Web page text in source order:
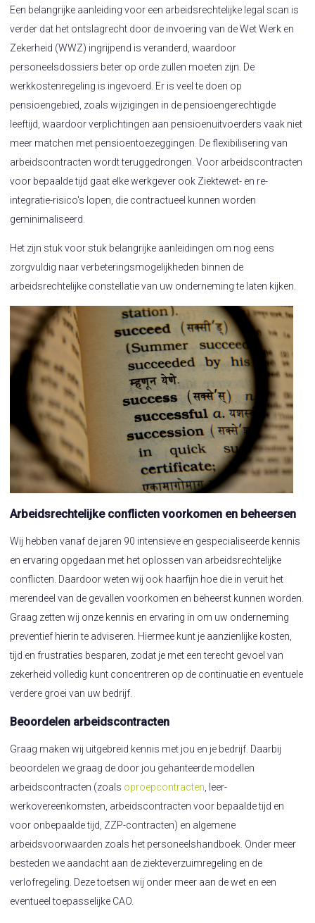
Een belangrijke aanleiding voor een arbeidsrechtelijke legal scan is
verder dat het ontslagrecht door de invoering van de Wet Werk en
Zekerheid (WWZ) ingrijpend is veranderd, waardoor
personeelsdossiers beter op orde zullen moeten zijn. De
werkkostenregeling is ingevoerd. Er is veel te doen op
pensioengebied, zoals wijzigingen in de pensioengerechtigde
leeftijd, waardoor verplichtingen aan pensioenuitvoerders vaak niet
meer matchen met pensioentoezeggingen. De flexibilisering van
arbeidscontracten wordt teruggedrongen. Voor arbeidscontracten
voor bepaalde tijd gaat elke werkgever ook Ziektewet- en re-
integratie-risico's lopen, die contractueel kunnen worden
geminimaliseerd.
Het zijn stuk voor stuk belangrijke aanleidingen om nog eens
zorgvuldig naar verbeteringsmogelijkheden binnen de
arbeidsrechtelijke constellatie van uw onderneming te laten kijken.
Arbeidsrechtelijke conflicten voorkomen en beheersen
Wij hebben vanaf de jaren 90 intensieve en gespecialiseerde kennis
en ervaring opgedaan met het oplossen van arbeidsrechtelijke
conflicten. Daardoor weten wij ook haarfijn hoe die in veruit het
merendeel van de gevallen voorkomen en beheerst kunnen worden.
Graag zetten wij onze kennis en ervaring in om uw onderneming
preventief hierin te adviseren. Hiermee kunt je aanzienlijke kosten,
tijd en frustraties besparen, zodat je met een terecht gevoel van
zekerheid volledig kunt concentreren op de continuatie en eventuele
verdere groei van uw bedrijf.
Beoordelen arbeidscontracten
Graag maken wij uitgebreid kennis met jou en je bedrijf. Daarbij
beoordelen we graag de door jou gehanteerde modellen
arbeidscontracten (zoals oproepcontracten , leer-
werkovereenkomsten, arbeidscontracten voor bepaalde tijd en
voor onbepaalde tijd, ZZP-contracten) en algemene
arbeidsvoorwaarden zoals het personeelshandboek. Onder meer
besteden we aandacht aan de ziekteverzuimregeling en de
verlofregeling. Deze toetsen wij onder meer aan de wet en een
eventueel toepasselijke CAO.